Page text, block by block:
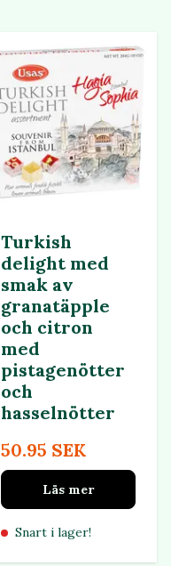
Turkish
delight med
smak av
granatäpple
och citron
med
pistagenötter
och
hasselnötter
50.95 SEK
Läs mer
Snart i lager!